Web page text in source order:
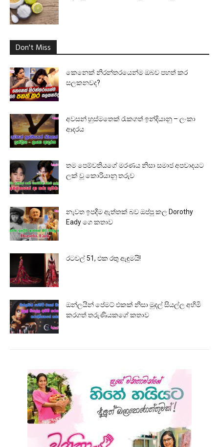
Don't Miss
කෙනෙක් නිරන්තරයෙන්ම ඔබව පහත් කර
සලකනවද?
අවසන් හුස්මතෙක් රැකගත් ඉන්දියානු – ලංකා
ආදරය
තම පෙම්වතියගේ මරණය නිසා සමාජ අපවාදයට
ලක් වූ කොරියානු තරුව
නැවත ඉපදීම ඇත්තක් බව ඔප්පු කල Dorothy
Eady ගෙ කතාව
රටවල් 51, එක රතු ඇඳුමයි!
ඔන්ලයින් පේමට් එකක් නිසා මුදල් සියල්ල අහිමි
කරගත් තරුණියකගේ කතාව